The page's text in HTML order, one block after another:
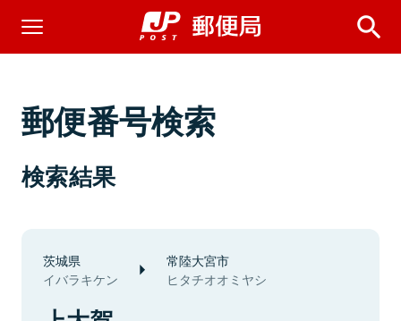
郵便番号検索
検索結果
茨城県
イバラキケン
常陸大宮市
ヒタチオオミヤシ